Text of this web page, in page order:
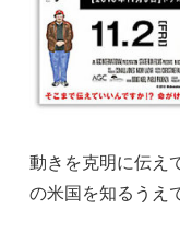
動きを克明に伝え
の米国を知るうえ